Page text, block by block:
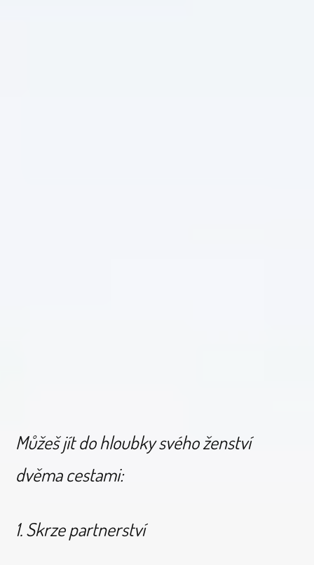
Můžeš jít do hloubky svého ženství
dvěma cestami:
1. Skrze partnerství